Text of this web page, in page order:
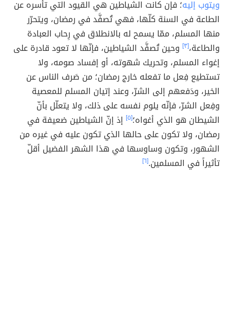
ويتوب إليه؛ فإن كانت الشياطين هي القيود التي تأسره عن
الطاعة في السنة كلّها، فهي تُصفَّد في رمضان، ويتحرّر
منها المسلم، ممّا يسمح له بالانطلاق في رِحاب العبادة
والطاعة،[٣]
وحين تُصفَّد الشياطين، فإنّها لا تعود قادرة على
إغواء المسلم، وتحريك شهوته، أو إفساد صومه، ولا
تستطيع فِعل ما تفعله خارج رمضان؛ من صَرف الناس عن
الخير، ودَفعهم إلى الشرّ، وعند إتيان المسلم للمعصية
وفِعل الشرّ، فإنّه يلوم نفسه على ذلك، ولا يتعلّل بأنّ
الشيطان هو الذي أغواه؛[٥]
إذ إنّ الشياطين ضعيفة في
رمضان، ولا تكون على حالها الذي تكون عليه في غيره من
الشهور، وتكون وساوسها في هذا الشهر الفضيل أقلّ
تأثيراً في المسلمين.[٦]